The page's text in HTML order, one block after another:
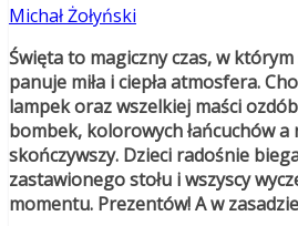
Michał Żołyński
Święta to magiczny czas, w
panuje miła i ciepła atmosfera.
lampek oraz wszelkiej maści
bombek, kolorowych łańcuchów a
skończywszy. Dzieci radośnie
zastawionego stołu i wszyscy
momentu. Prezentów! A w